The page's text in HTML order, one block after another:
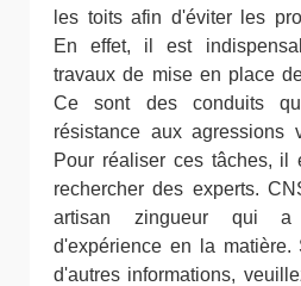
les toits afin d'éviter les
En effet, il est
travaux de mise en place
Ce sont des conduits
résistance aux agressions
Pour réaliser ces tâches, il
rechercher des experts.
artisan zingueur qui a
d'expérience en la
d'autres informations,